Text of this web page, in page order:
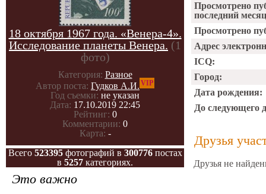
18 октября 1967 года. «Венера-4».
Исследование планеты Венера. (1
фото)
Категория: Разное
Автор поста: Гудков А.И. VIP
Год съемки: не указан
Дата: 17.10.2019 22:45
Рейтинг: 0
Комментарии: 0
Карта: -
Всего 523395фотографий в 300776постах
в 5257 категориях.
Это важно
Просмотрено
последний
Просмотрено
Адрес
ICQ:
Город:
Дата рождения:
До следующего
Друзья
Друзья не